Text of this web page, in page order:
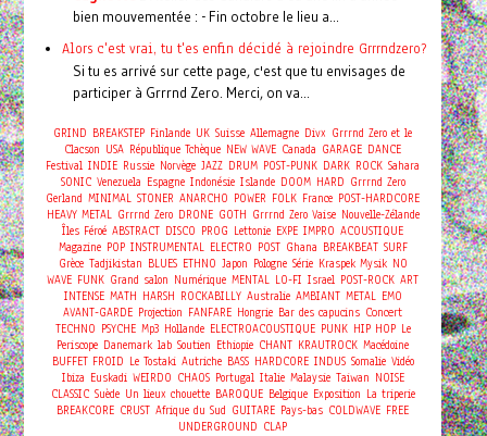
bien mouvementée : - Fin octobre le lieu a...
Alors c'est vrai, tu t'es enfin décidé à rejoindre Grrrndzero?
Si tu es arrivé sur cette page, c'est que tu envisages de
participer à Grrrnd Zero. Merci, on va...
GRIND BREAKSTEP Finlande UK Suisse Allemagne Divx Grrrnd Zero et le
Clacson USA République Tchèque NEW WAVE Canada GARAGE DANCE
Festival INDIE Russie Norvège JAZZ DRUM POST-PUNK DARK ROCK Sahara
SONIC Venezuela Espagne Indonésie Islande DOOM HARD Grrrnd Zero
Gerland MINIMAL STONER ANARCHO POWER FOLK France POST-HARDCORE
HEAVY METAL Grrrnd Zero DRONE GOTH Grrrnd Zero Vaise Nouvelle-Zélande
Îles Féroé ABSTRACT DISCO PROG Lettonie EXPE IMPRO ACOUSTIQUE
Magazine POP INSTRUMENTAL ELECTRO POST Ghana BREAKBEAT SURF
Grèce Tadjikistan BLUES ETHNO Japon Pologne Série Kraspek Mysik NO
WAVE FUNK Grand salon Numérique MENTAL LO-FI Israel POST-ROCK ART
INTENSE MATH HARSH ROCKABILLY Australie AMBIANT METAL EMO
AVANT-GARDE Projection FANFARE Hongrie Bar des capucins Concert
TECHNO PSYCHE Mp3 Hollande ELECTROACOUSTIQUE PUNK HIP HOP Le
Periscope Danemark lab Soutien Ethiopie CHANT KRAUTROCK Macédoine
BUFFET FROID Le Tostaki Autriche BASS HARDCORE INDUS Somalie Vidéo
Ibiza Euskadi WEIRDO CHAOS Portugal Italie Malaysie Taiwan NOISE
CLASSIC Suède Un lieux chouette BAROQUE Belgique Exposition La triperie
BREAKCORE CRUST Afrique du Sud GUITARE Pays-bas COLDWAVE FREE
UNDERGROUND CLAP